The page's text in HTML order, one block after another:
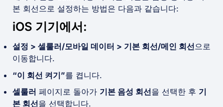
본 회선으로 설정하는 방법은 다음과 같습니다:
iOS 기기에서:
설정 > 셀룰러/모바일 데이터 > 기본 회선/메인 회선으로
이동합니다.
“이 회선 켜기”를 켭니다.
셀룰러 페이지로 돌아가 기본 음성 회선을 선택한 후 기
본 회선을 선택합니다.